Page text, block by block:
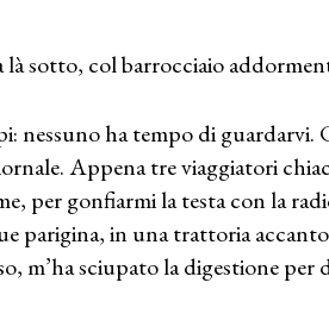
là sotto, col barrocciaio
nessuno ha tempo di guardarvi.
Appena tre viaggiatori
per gonfiarmi la testa con la
parigina, in una trattoria
m’ha sciupato la digestione per